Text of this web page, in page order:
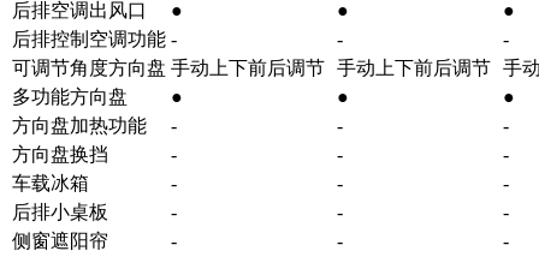
后排空调出风口
● ●
●
后排控制空调功能 - -
-
可调节角度方向盘 手动上下前后调节 手动上下前后调节 手
多功能方向盘
● ●
●
方向盘加热功能
- -
-
方向盘换挡
- -
-
车载冰箱
- -
-
后排小桌板
- -
-
侧窗遮阳帘
- -
-